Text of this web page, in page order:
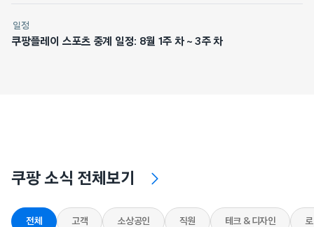
일정
쿠팡플레이 스포츠 중계 일정: 8월 1주 차 ~ 3주 차
쿠팡 소식 전체보기
전체 고객 소상공인 직원 테크 & 디자인